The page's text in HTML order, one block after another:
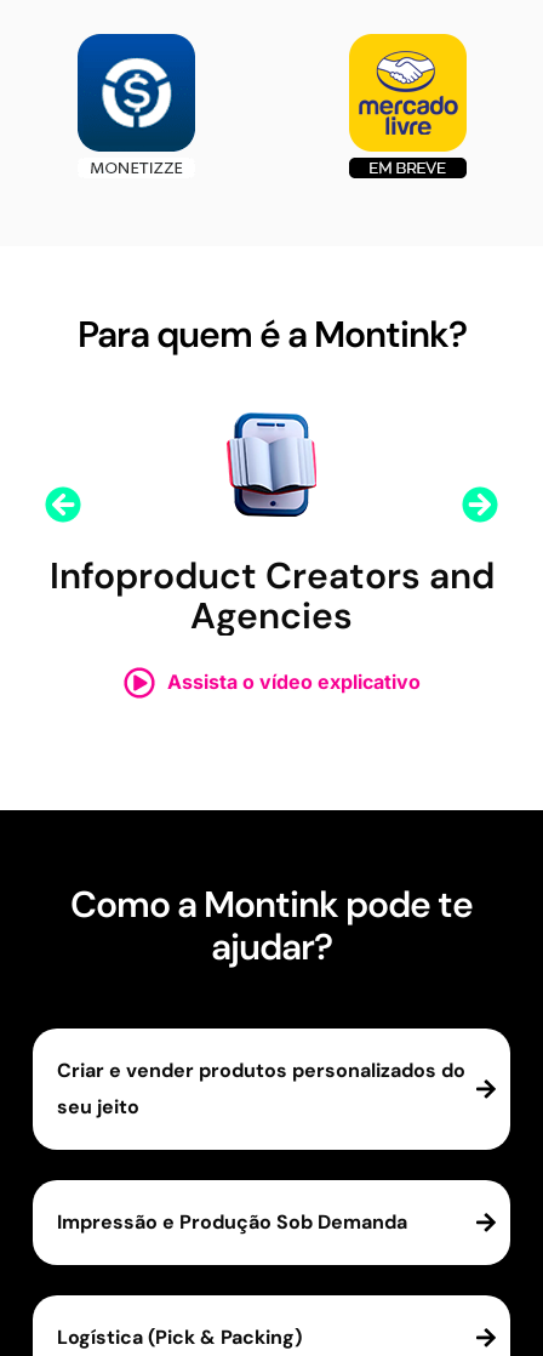
Para quem é a Montink?
Infoproduct Creators and
Agencies
Assista o vídeo explicativo
Como a Montink pode te
ajudar?
Criar e vender produtos personalizados do
seu jeito
Impressão e Produção Sob Demanda
Logística (Pick & Packing)